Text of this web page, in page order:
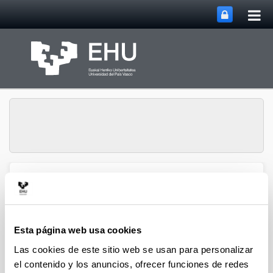
Esta página web usa cookies
Las cookies de este sitio web se usan para personalizar
el contenido y los anuncios, ofrecer funciones de redes
biomat
Difusión
Biomat-Biodonostia